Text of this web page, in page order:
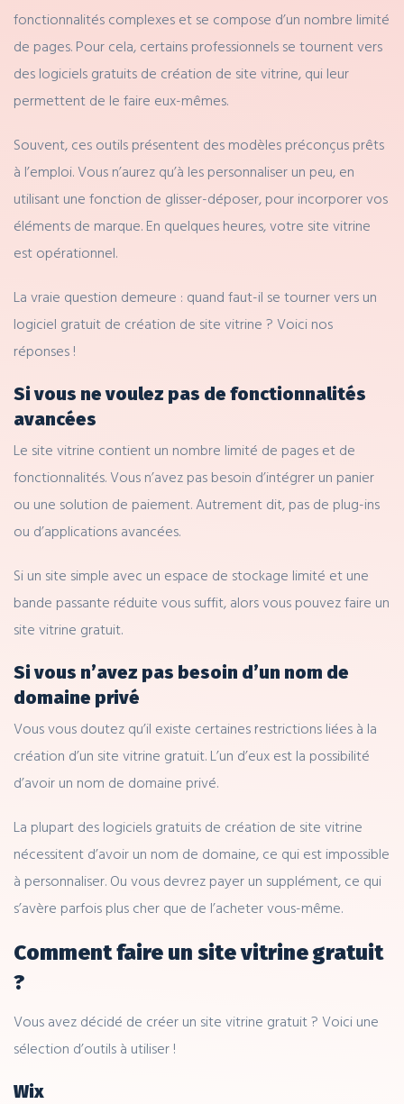
fonctionnalités complexes et se compose d’un nombre limité
de pages. Pour cela, certains professionnels se tournent vers
des logiciels gratuits de création de site vitrine, qui leur
permettent de le faire eux-mêmes.
Souvent, ces outils présentent des modèles préconçus prêts
à l’emploi. Vous n’aurez qu’à les personnaliser un peu, en
utilisant une fonction de glisser-déposer, pour incorporer vos
éléments de marque. En quelques heures, votre site vitrine
est opérationnel.
La vraie question demeure : quand faut-il se tourner vers un
logiciel gratuit de création de site vitrine ? Voici nos
réponses !
Si vous ne voulez pas de fonctionnalités
avancées
Le site vitrine contient un nombre limité de pages et de
fonctionnalités. Vous n’avez pas besoin d’intégrer un panier
ou une solution de paiement. Autrement dit, pas de plug-ins
ou d’applications avancées.
Si un site simple avec un espace de stockage limité et une
bande passante réduite vous suffit, alors vous pouvez faire un
site vitrine gratuit.
Si vous n’avez pas besoin d’un nom de
domaine privé
Vous vous doutez qu’il existe certaines restrictions liées à la
création d’un site vitrine gratuit. L’un d’eux est la possibilité
d’avoir un nom de domaine privé.
La plupart des logiciels gratuits de création de site vitrine
nécessitent d’avoir un nom de domaine, ce qui est impossible
à personnaliser. Ou vous devrez payer un supplément, ce qui
s’avère parfois plus cher que de l’acheter vous-même.
Comment faire un site vitrine gratuit
?
Vous avez décidé de créer un site vitrine gratuit ? Voici une
sélection d’outils à utiliser !
Wix